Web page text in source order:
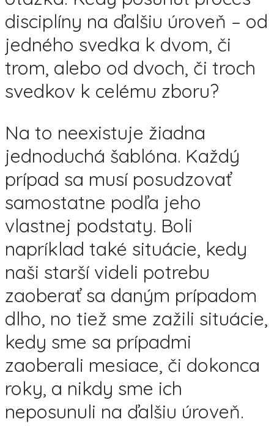
disciplíny na ďalšiu úroveň – od
jedného svedka k dvom, či
trom, alebo od dvoch, či troch
svedkov k celému zboru?
Na to neexistuje žiadna
jednoduchá šablóna. Každý
prípad sa musí posudzovať
samostatne podľa jeho
vlastnej podstaty. Boli
napríklad také situácie, kedy
naši starší videli potrebu
zaoberať sa daným prípadom
dlho, no tiež sme zažili situácie,
kedy sme sa prípadmi
zaoberali mesiace, či dokonca
roky, a nikdy sme ich
neposunuli na ďalšiu úroveň.